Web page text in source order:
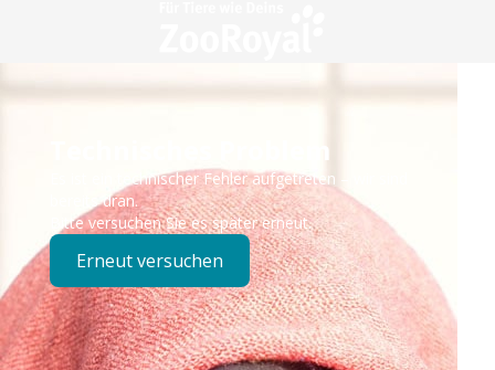
Technisches Problem
Es ist ein technischer Fehler aufgetreten – wir sind
bereits dran.
Bitte versuchen Sie es später erneut.
Erneut versuchen